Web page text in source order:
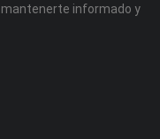
informado y